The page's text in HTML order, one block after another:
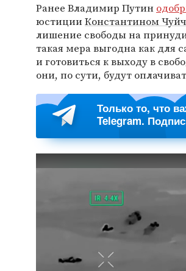
Ранее Владимир Путин
юстицииКонстантином
лишение свободы на
такая мера выгодна как для
и готовиться к выходу в
они, по сути, будут
Только то, что
Telegram.